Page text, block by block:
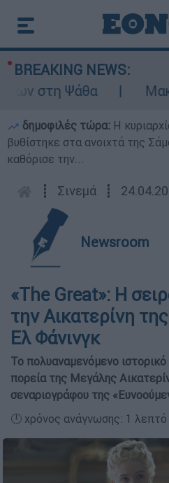
BREAKING NEWS:
στη Ψάθα
δημοφιλές τώρα: Η
βυθίστηκε στα ανοιχτά της
καθόρισε την...
┋ Σινεμά ┋
Newsroom
«The Great»: Η
την Αικατερίνη
Ελ Φάνινγκ
Το πολυαναμενόμενο
πορεία της Μεγάλης
σεναριογράφου της
🕛 χρόνος ανάγνωσης: 1